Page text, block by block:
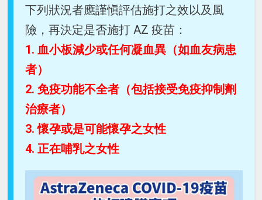
下列狀況者應謹愼評估施打之效以及風
險，再決定是否施打 AZ 疫苗：
1. 血小板減少或任何凝血異（如血友病患
者）
2. 免疫功能不全者（包括接受免疫抑制劑
治療者）
3. 懷孕或是可能懷孕之女性
4. 正在哺乳之女性